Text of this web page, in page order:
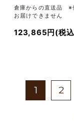
倉庫からの直送品 ※
お届けできません
123,865円(税
1 2